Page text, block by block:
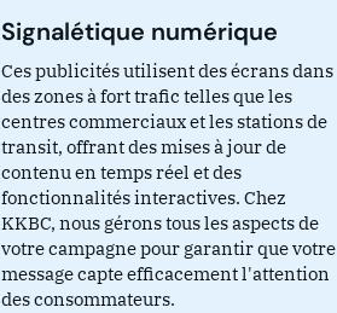
Signalétique numérique
Ces publicités utilisent des écrans dans
des zones à fort trafic telles que les
centres commerciaux et les stations de
transit, offrant des mises à jour de
contenu en temps réel et des
fonctionnalités interactives. Chez
KKBC, nous gérons tous les aspects de
votre campagne pour garantir que votre
message capte efficacement l'attention
des consommateurs.